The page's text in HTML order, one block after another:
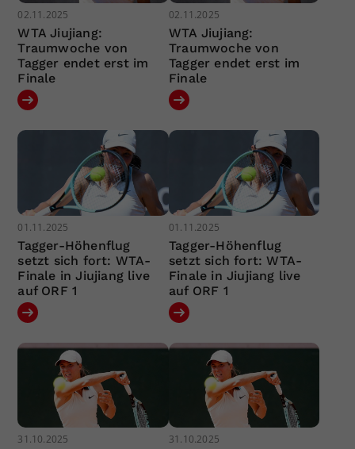
02.11.2025
WTA Jiujiang:
Traumwoche von
Tagger endet erst im
Finale
02.11.2025
WTA Jiujiang:
Traumwoche von
Tagger endet erst im
Finale
01.11.2025
Tagger-Höhenflug
setzt sich fort: WTA-
Finale in Jiujiang live
auf ORF 1
01.11.2025
Tagger-Höhenflug
setzt sich fort: WTA-
Finale in Jiujiang live
auf ORF 1
31.10.2025 31.10.2025